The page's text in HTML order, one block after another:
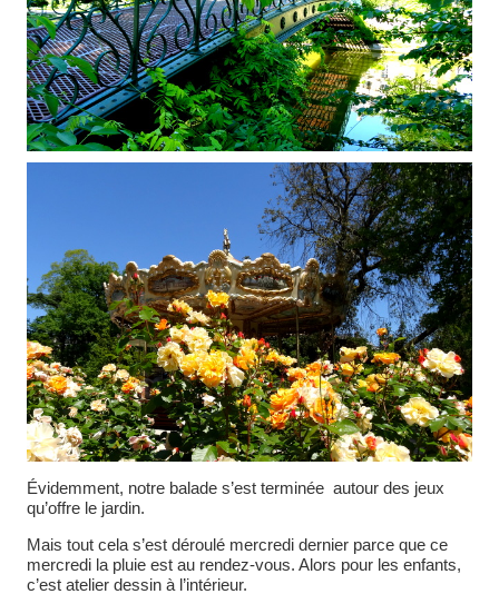
Évidemment, notre balade s’est terminée autour des jeux
qu’offre le jardin.
Mais tout cela s’est déroulé mercredi dernier parce que ce
mercredi la pluie est au rendez-vous. Alors pour les enfants,
c’est atelier dessin à l’intérieur.